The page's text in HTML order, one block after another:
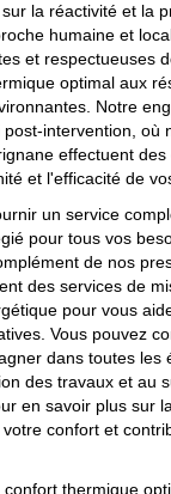
la réactivité et la
humaine et
et respectueuses
optimal aux
Notre
intervention, où
effectuent
et l'efficacité de
un service
pour tous vos
de nos
des services de
pour vous
Vous pouvez
dans toutes les
des travaux et au
en savoir plus sur
confort et
confort thermique